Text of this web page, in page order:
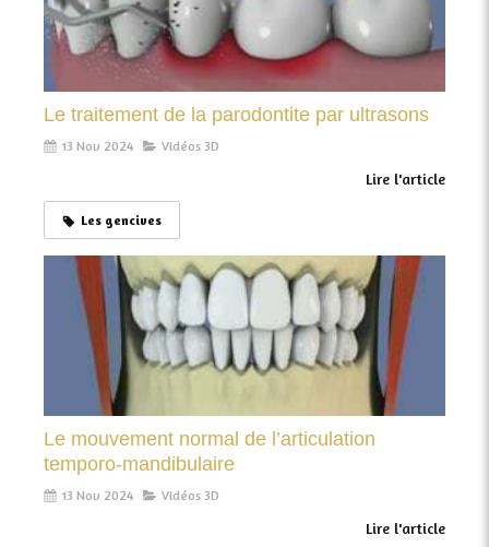
Le traitement de la parodontite par ultrasons
13 Nov 2024 Vidéos 3D
Lire l'article
Les gencives
Le mouvement normal de l’articulation
temporo-mandibulaire
13 Nov 2024 Vidéos 3D
Lire l'article